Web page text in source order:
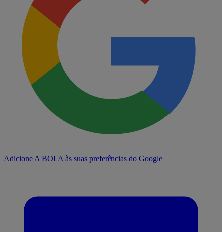
Adicione A BOLA às suas preferências do Google